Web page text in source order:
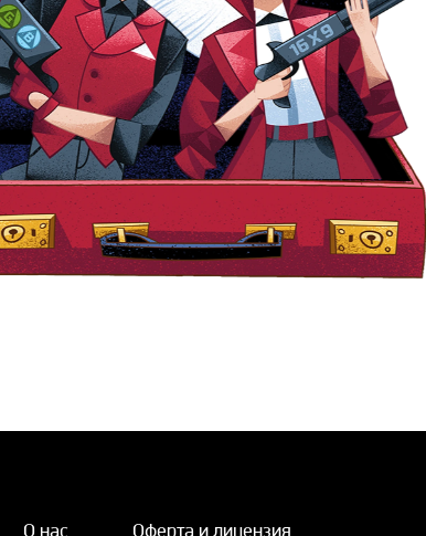
О нас
Оферта и лицензия